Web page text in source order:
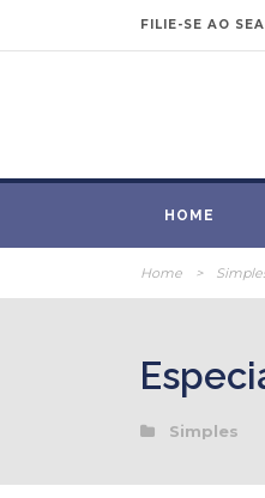
FILIE-SE AO
HOME
Home >
Simples